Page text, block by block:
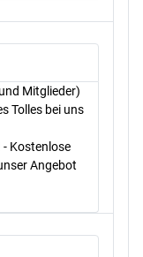
Mitglieder)
Tolles bei uns
- Kostenlose
Angebot